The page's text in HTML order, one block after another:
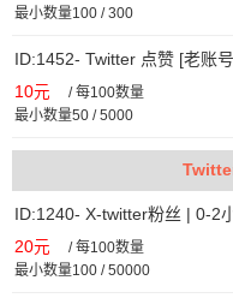
最小数量100 / 300
ID:1452- Twitter 点赞 [老账
10元 /每100数量
最小数量50 / 5000
ID:1240- X-twitter粉丝 | 0-2
20元 /每100数量
最小数量100 / 50000